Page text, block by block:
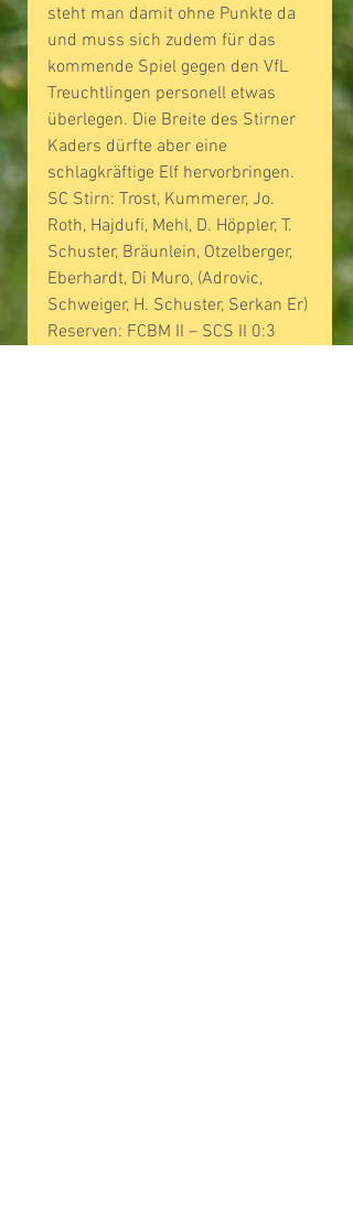
steht man damit ohne Punkte da
und muss sich zudem für das
kommende Spiel gegen den VfL
Treuchtlingen personell etwas
überlegen. Die Breite des Stirner
Kaders dürfte aber eine
schlagkräftige Elf hervorbringen.
SC Stirn: Trost, Kummerer, Jo.
Roth, Hajdufi, Mehl, D. Höppler, T.
Schuster, Bräunlein, Otzelberger,
Eberhardt, Di Muro, (Adrovic,
Schweiger, H. Schuster, Serkan Er)
Reserven: FCBM II – SCS II 0:3